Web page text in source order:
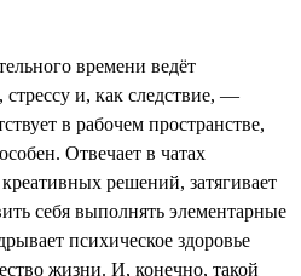
времени ведёт
и, как следствие, —
в рабочем пространстве,
Отвечает в чатах
решений, затягивает
себя выполнять элементарные
психическое здоровье
жизни. И, конечно, такой